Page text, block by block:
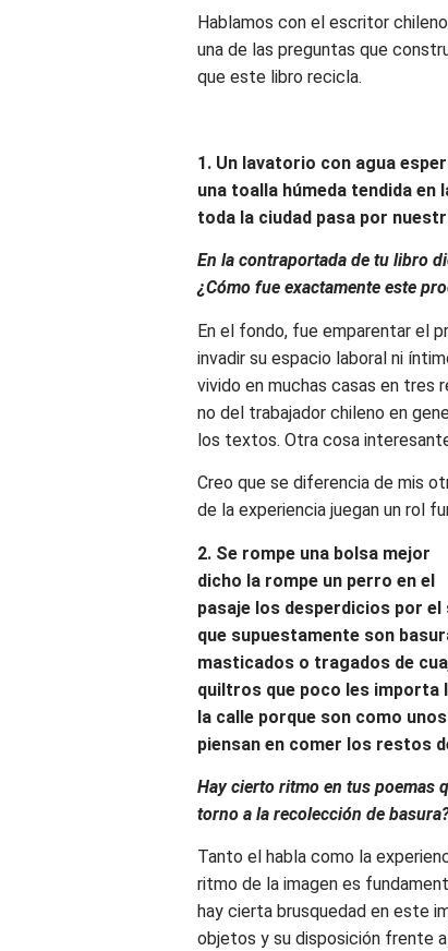
Hablamos con el escritor
una de las preguntas que
que este libro recicla.
1. Un lavatorio con agua
una toalla húmeda tendida en
toda la ciudad pasa por
En la contraportada de tu libro
¿Cómo fue exactamente este
En el fondo, fue emparentar el
invadir su espacio laboral ni
vivido en muchas casas en tres
no del trabajador chileno en
los textos. Otra cosa
Creo que se diferencia de mis
de la experiencia juegan un rol
2. Se rompe una bolsa mejor
dicho la rompe un perro en el
pasaje los desperdicios por el
que supuestamente son
masticados o tragados de
quiltros que poco les importa
la calle porque son como
piensan en comer los restos
Hay cierto ritmo en tus poemas
torno a la recolección de
Tanto el habla como la
ritmo de la imagen es
hay cierta brusquedad en este
objetos y su disposición frente